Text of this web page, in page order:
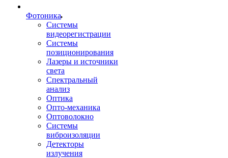
Фотоника
Cистемы
видеорегистрации
Системы
позиционирования
Лазеры и источники
света
Спектральный
анализ
Оптика
Опто-механика
Оптоволокно
Системы
виброизоляции
Детекторы
излучения